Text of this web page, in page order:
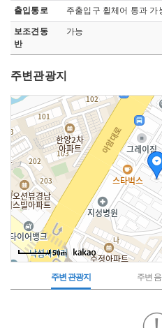
출입통로 주출입구 휠체어 통과 가
보조견동
반
가능
주변관광지
지도영역
50m
주변 관광지 주변